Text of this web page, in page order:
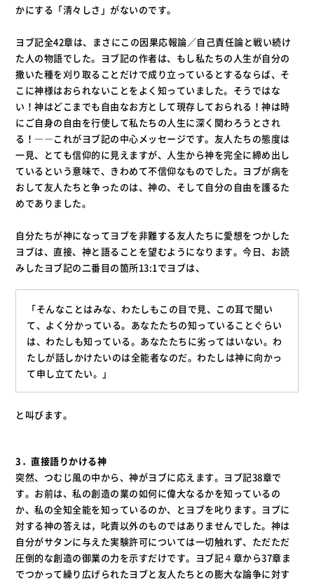
かにする「清々しさ」がないのです。
ヨブ記全42章は、まさにこの因果応報論／自己責任論と戦い続け
た人の物語でした。ヨブ記の作者は、もし私たちの人生が自分の
撒いた種を刈り取ることだけで成り立っているとするならば、そ
こに神様はおられないことをよく知っていました。そうではな
い！神はどこまでも自由なお方として現存しておられる！神は時
にご自身の自由を行使して私たちの人生に深く関わろうとされ
る！――これがヨブ記の中心メッセージです。友人たちの態度は
一見、とても信仰的に見えますが、人生から神を完全に締め出し
ているという意味で、きわめて不信仰なものでした。ヨブが病を
おして友人たちと争ったのは、神の、そして自分の自由を護るた
めでありました。
自分たちが神になってヨブを非難する友人たちに愛想をつかした
ヨブは、直接、神と語ることを望むようになります。今日、お読
みしたヨブ記の二番目の箇所13:1でヨブは、
「そんなことはみな、わたしもこの目で見、この耳で聞い
て、よく分かっている。あなたたちの知っていることぐらい
は、わたしも知っている。あなたたちに劣ってはいない。わ
たしが話しかけたいのは全能者なのだ。わたしは神に向かっ
て申し立てたい。」
と叫びます。
3．直接語りかける神
突然、つむじ風の中から、神がヨブに応えます。ヨブ記38章で
す。お前は、私の創造の業の如何に偉大なるかを知っているの
か、私の全知全能を知っているのか、とヨブを叱ります。ヨブに
対する神の答えは，叱責以外のものではありませんでした。神は
自分がサタンに与えた実験許可については一切触れず、ただただ
圧倒的な創造の御業の力を示すだけです。ヨブ記４章から37章ま
でつかって繰り広げられたヨブと友人たちとの膨大な論争に対す